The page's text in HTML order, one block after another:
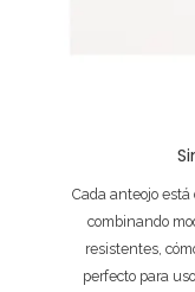
Cada anteojo
combinando
resistentes,
perfecto para